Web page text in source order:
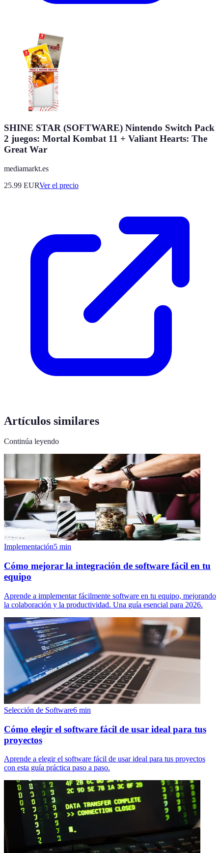
SHINE STAR (SOFTWARE) Nintendo Switch Pack
2 juegos: Mortal Kombat 11 + Valiant Hearts: The
Great War
mediamarkt.es
25.99 EURVer el precio
Artículos similares
Continúa leyendo
Implementación5 min
Cómo mejorar la integración de software fácil en tu
equipo
Aprende a implementar fácilmente software en tu equipo, mejorando
la colaboración y la productividad. Una guía esencial para 2026.
Selección de Software6 min
Cómo elegir el software fácil de usar ideal para tus
proyectos
Aprende a elegir el software fácil de usar ideal para tus proyectos
con esta guía práctica paso a paso.